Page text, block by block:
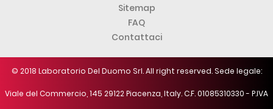
Sitemap
FAQ
Contattaci
© 2018 Laboratorio Del Duomo Srl. All right reserved. Sede legale:
Viale del Commercio, 145 29122 Piacenza, Italy. C.F. 01085310330 - P.IVA